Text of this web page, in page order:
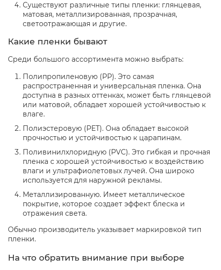
Существуют различные типы пленки: глянцевая,
матовая, металлизированная, прозрачная,
светоотражающая и другие.
Какие пленки бывают
Среди большого ассортимента можно выбрать:
Полипропиленовую (PP). Это самая
распространенная и универсальная пленка. Она
доступна в разных оттенках, может быть глянцевой
или матовой, обладает хорошей устойчивостью к
влаге.
Полиэстеровую (PET). Она обладает высокой
прочностью и устойчивостью к царапинам.
Поливинилхлоридную (PVC). Это гибкая и прочная
пленка с хорошей устойчивостью к воздействию
влаги и ультрафиолетовых лучей. Она широко
используется для наружной рекламы.
Металлизированную. Имеет металлическое
покрытие, которое создает эффект блеска и
отражения света.
Обычно производитель указывает маркировкой тип
пленки.
На что обратить внимание при выборе